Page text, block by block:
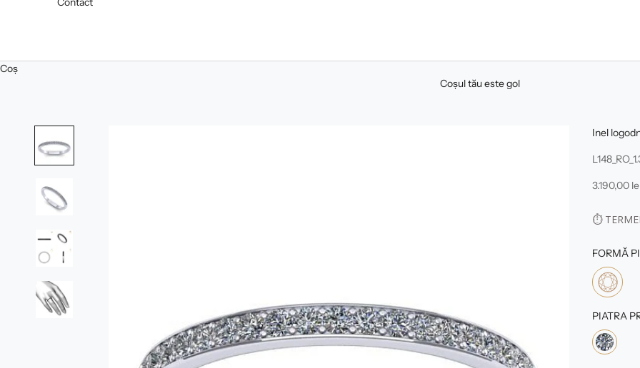
Coș
Coșul tău este gol
Inel
Preț redus
3.190,00
⏱
FORMĂ
PIATRA